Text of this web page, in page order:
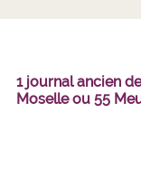
1 journal ancien
Moselle ou 55